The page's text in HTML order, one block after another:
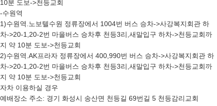
10분 도보->천등교회
-수원역
1)수원역.노보텔수원 정류장에서 1004번 버스 승차->사강복지회관 하
차->20-1,20-2번 마을버스 승차후 천등3리,새말입구 하차->천등교회까
지 약 10분 도보->천등교회
2)수원역.AK프라자 정류장에서 400,990번 버스 승차->사강복지회관 하
차->20-1,20-2번 마을버스 승차후 천등3리,새말입구 하차->천등교회까
지 약 10분 도보->천등교회
자차 이용하실 경우
예배장소 주소: 경기 화성시 송산면 천등길 69번길 5 천등감리교회